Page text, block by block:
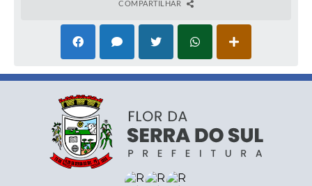
COMPARTILHAR